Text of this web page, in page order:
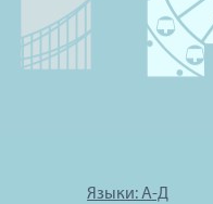
Языки: А-Д